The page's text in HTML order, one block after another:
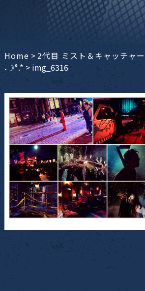
Home >2代目 ミスト＆キャッチャ
˖☽°.* > img_6316